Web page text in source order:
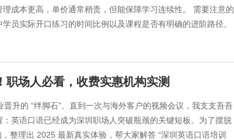
成本更高，单价通常稍贵，但能保障学习连续性。 需要注意的
员实际开口练习的时间比例以及课程是否有明确的进阶路径。
场人必看，收费实惠机构实测
升的 “绊脚石”。直到一次与海外客户的视频会议，我支支吾吾
英语口语已经成为深圳职场人突破瓶颈的关键短板。为了摆脱
整理出 2025 最新真实体验，帮大家解答 “深圳英语口语培训